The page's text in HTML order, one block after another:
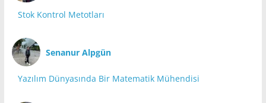
Stok Kontrol Metotları
Senanur Alpgün
Yazılım Dünyasında Bir Matematik Mühendisi